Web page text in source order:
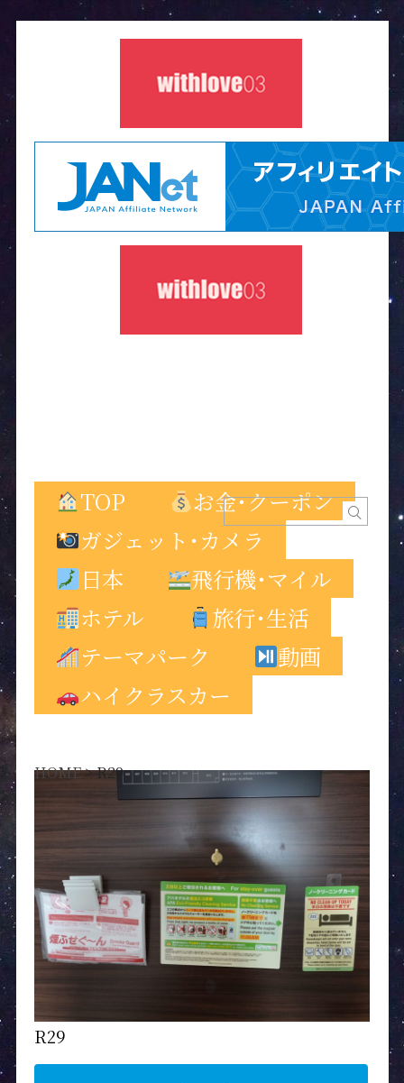
TOP
お金･クーポン
ガジェット･カメラ
日本
飛行機･マイル
ホテル
旅行･生活
テーマパーク
動画
ハイクラスカー
HOME>R29
R29